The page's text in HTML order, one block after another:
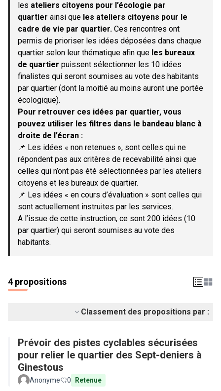
les ateliers citoyens pour l’écologie par
quartier ainsi que les ateliers citoyens pour le
cadre de vie par quartier. Ces rencontres ont
permis de prioriser les idées déposées dans chaque
quartier selon leur thématique afin que les bureaux
de quartier puissent sélectionner les 10 idées
finalistes qui seront soumises au vote des habitants
par quartier (dont la moitié au moins auront une portée
écologique).
Pour retrouver ces idées par quartier, vous
pouvez utiliser les filtres dans le bandeau blanc à
droite de l’écran :
📌 Les idées « non retenues », sont celles qui ne
répondent pas aux critères de recevabilité ainsi que
celles qui n’ont pas été sélectionnées par les ateliers
citoyens et les bureaux de quartier.
📌 Les idées « en cours d’évaluation » sont celles qui
sont actuellement instruites par les services.
A l’issue de cette instruction, ce sont 200 idées (10
par quartier) qui seront soumises au vote des
habitants.
4 propositions
Classement des propositions par :
Prévoir des pistes cyclables sécurisées
pour relier le quartier des Sept-deniers à
Ginestous
Anonyme 0 Retenue